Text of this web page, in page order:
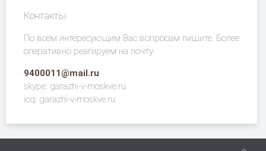
Контакты
По всем интересующим Вас вопросам пишите. Более
оперативно реагируем на почту.
9400011@mail.ru
skype: garazhi-v-moskve.ru
icq: garazhi-v-moskve.ru